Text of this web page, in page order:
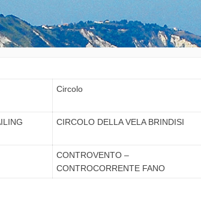
Circolo
CIRCOLO DELLA VELA BRINDISI
CONTROVENTO –
CONTROCORRENTE FANO